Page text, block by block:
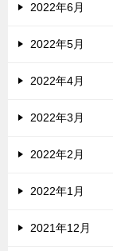
2022年6月
2022年5月
2022年4月
2022年3月
2022年2月
2022年1月
2021年12月